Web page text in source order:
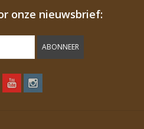
onze nieuwsbrief:
ABONNEER